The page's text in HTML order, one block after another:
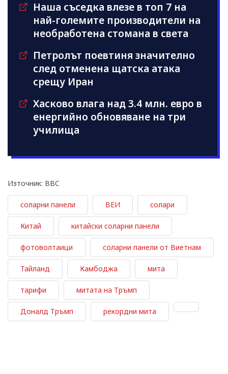
Наша съседка влезе в топ 7 на
най-големите производители на
необработена стомана в света
Петролът поевтиня значително
след отменена щатска атака
срещу Иран
Хасково влага над 3.4 млн. евро в
енергийно обновяване на три
училища
Източник: BBC
соларни панели ВЕИ солари
Китай китайски соларни панели
фотоволтаици соларни панели от Виетнам
Тайланд Камбоджа мита
тарифи митата на Тръмп
Доналд Тръмп рекордни мита